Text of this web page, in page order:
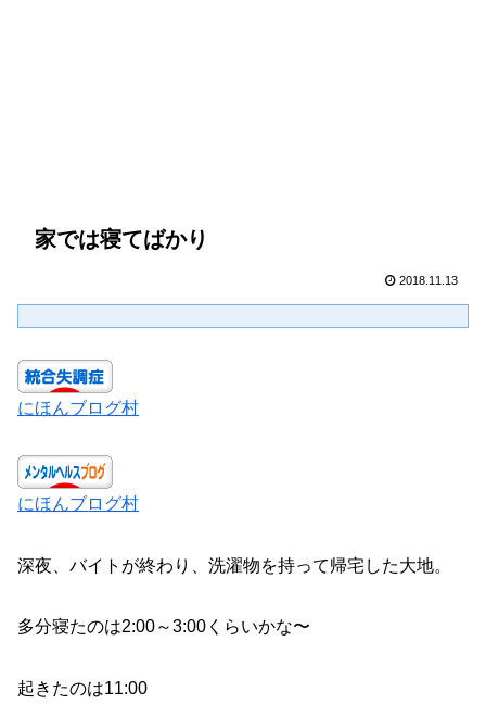
家では寝てばかり
2018.11.13
にほんブログ村
にほんブログ村
深夜、バイトが終わり、洗濯物を持って帰宅した大地。
多分寝たのは2:00～3:00くらいかな〜
起きたのは11:00